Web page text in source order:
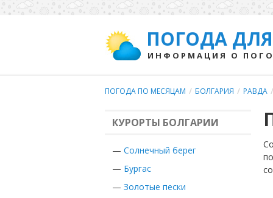
ПОГОДА
ИНФОРМАЦИЯ О
ПОГОДА ПО МЕСЯЦАМ / БОЛГАРИЯ / РАВДА /
КУРОРТЫ БОЛГАРИИ
— Солнечный берег
— Бургас
— Золотые пески